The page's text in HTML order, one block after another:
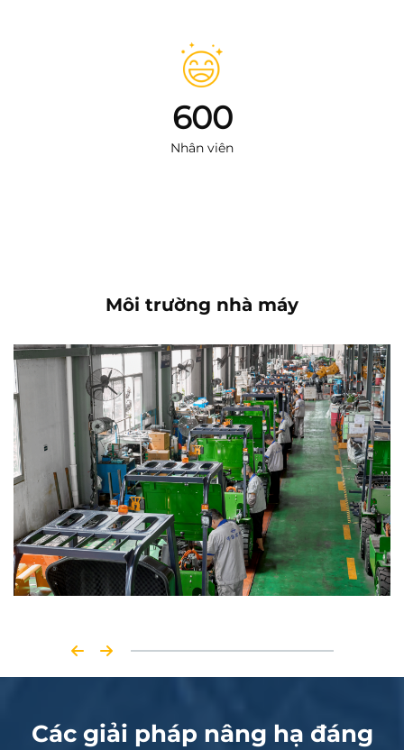
600
Nhân viên
Môi trường nhà máy
Các giải pháp nâng hạ đáng